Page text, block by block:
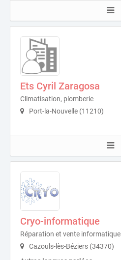
Ets Cyril Zaragosa
Climatisation, plomberie
Port-la-Nouvelle (11210)
Cryo-informatique
Réparation et vente informatique
Cazouls-lès-Béziers (34370)